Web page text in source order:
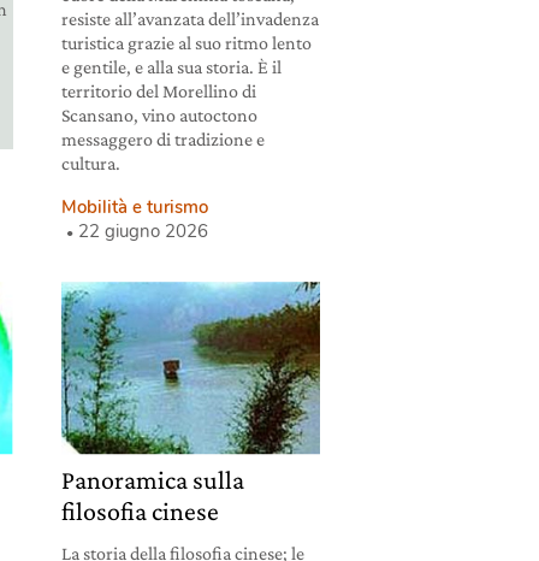
resiste all’avanzata dell’invadenza
turistica grazie al suo ritmo lento
e gentile, e alla sua storia. È il
territorio del Morellino di
Scansano, vino autoctono
messaggero di tradizione e
cultura.
Mobilità e turismo
22 giugno 2026
Panoramica sulla
filosofia cinese
La storia della filosofia cinese; le